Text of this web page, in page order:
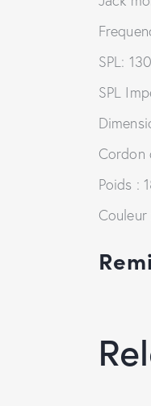
SPL:
SPL
Cordon
Poids :